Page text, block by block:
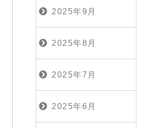
2025年9月
2025年8月
2025年7月
2025年6月